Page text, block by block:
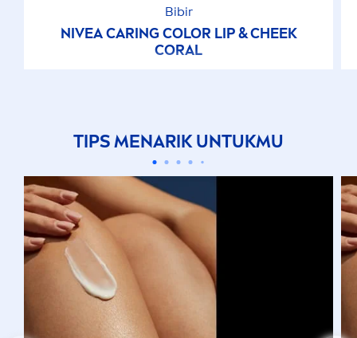
Bibir
NIVEACARINGCOLOR LIP& CHEEK
CORAL
TIPSMENARIK UNTUKMU